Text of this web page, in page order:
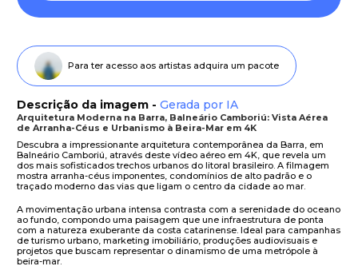
Para ter acesso aos artistas adquira um pacote
Descrição da imagem - Gerada por IA
Arquitetura Moderna na Barra, Balneário Camboriú: Vista Aérea
de Arranha-Céus e Urbanismo à Beira-Mar em 4K
Descubra a impressionante arquitetura contemporânea da Barra, em
Balneário Camboriú, através deste vídeo aéreo em 4K, que revela um
dos mais sofisticados trechos urbanos do litoral brasileiro. A filmagem
mostra arranha-céus imponentes, condomínios de alto padrão e o
traçado moderno das vias que ligam o centro da cidade ao mar.
A movimentação urbana intensa contrasta com a serenidade do oceano
ao fundo, compondo uma paisagem que une infraestrutura de ponta
com a natureza exuberante da costa catarinense. Ideal para campanhas
de turismo urbano, marketing imobiliário, produções audiovisuais e
projetos que buscam representar o dinamismo de uma metrópole à
beira-mar.